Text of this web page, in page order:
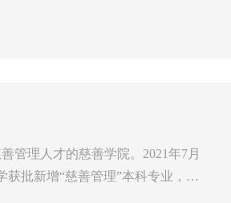
管理人才的慈善学院。2021年7月
批新增“慈善管理”本科专业，下